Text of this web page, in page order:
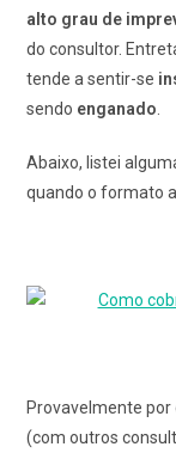
alto grau de
do consultor.
tende a sentir-se
sendo enganado
Abaixo, listei
quando o formato
Provavelmente
(com outros